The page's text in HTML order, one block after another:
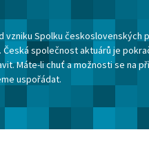
vzniku Spolku
Česká společnost aktuárů je
Máte-li chuť a možnosti se na
uspořádat.